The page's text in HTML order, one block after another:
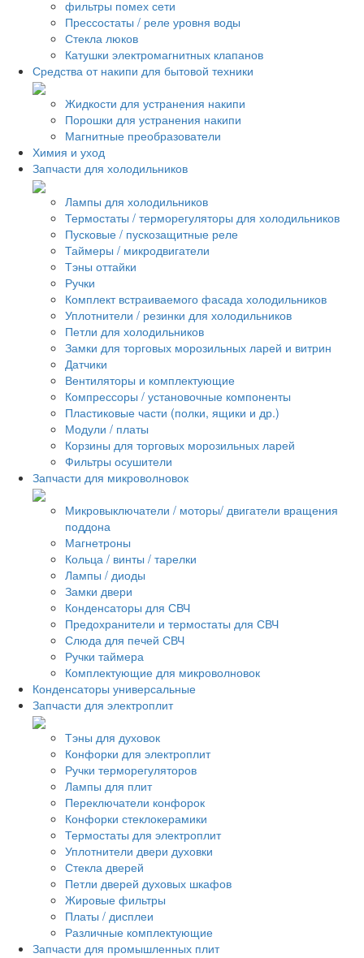
фильтры помех сети
Прессостаты / реле уровня воды
Стекла люков
Катушки электромагнитных клапанов
Средства от накипи для бытовой техники
Жидкости для устранения накипи
Порошки для устранения накипи
Магнитные преобразователи
Химия и уход
Запчасти для холодильников
Лампы для холодильников
Термостаты / терморегуляторы для холодильников
Пусковые / пускозащитные реле
Таймеры / микродвигатели
Тэны оттайки
Ручки
Комплект встраиваемого фасада холодильников
Уплотнители / резинки для холодильников
Петли для холодильников
Замки для торговых морозильных ларей и витрин
Датчики
Вентиляторы и комплектующие
Компрессоры / установочные компоненты
Пластиковые части (полки, ящики и др.)
Модули / платы
Корзины для торговых морозильных ларей
Фильтры осушители
Запчасти для микроволновок
Микровыключатели / моторы/ двигатели вращения
поддона
Магнетроны
Кольца / винты / тарелки
Лампы / диоды
Замки двери
Конденсаторы для СВЧ
Предохранители и термостаты для СВЧ
Слюда для печей СВЧ
Ручки таймера
Комплектующие для микроволновок
Конденсаторы универсальные
Запчасти для электроплит
Тэны для духовок
Конфорки для электроплит
Ручки терморегуляторов
Лампы для плит
Переключатели конфорок
Конфорки стеклокерамики
Термостаты для электроплит
Уплотнители двери духовки
Стекла дверей
Петли дверей духовых шкафов
Жировые фильтры
Платы / дисплеи
Различные комплектующие
Запчасти для промышленных плит